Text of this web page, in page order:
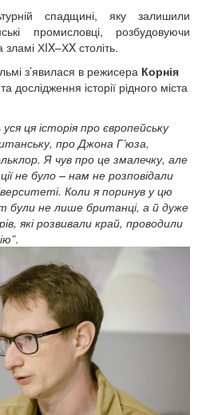
спадщині, яку залишили
промисловці, розбудовуючи
ХIX–ХX століть.
з’явилася в режисера Корнія
дослідження історії рідного міста
ця історія про європейську
про Джона Г’юза,
Я чув про це змалечку, але
не було – нам не розповідали
Коли я поринув у цю
не лише британці, а й дуже
які розвивали край, проводили
.